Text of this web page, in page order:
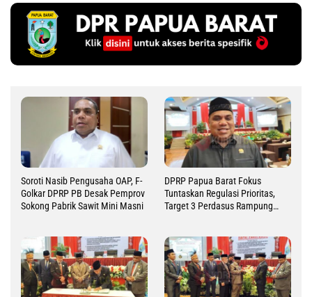
Soroti Nasib Pengusaha OAP, F-
Golkar DPRP PB Desak Pemprov
Sokong Pabrik Sawit Mini Masni
DPRP Papua Barat Fokus
Tuntaskan Regulasi Prioritas,
Target 3 Perdasus Rampung